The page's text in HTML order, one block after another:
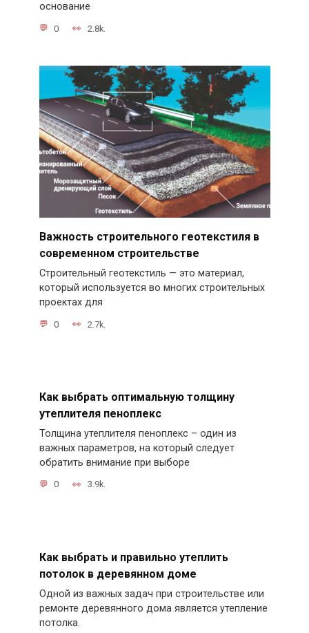
основание
0 2.8k.
Важность строительного геотекстиля в
современном строительстве
Строительный геотекстиль — это материал,
который используется во многих строительных
проектах для
0 2.7k.
Как выбрать оптимальную толщину
утеплителя пеноплекс
Толщина утеплителя пеноплекс – один из
важных параметров, на который следует
обратить внимание при выборе
0 3.9k.
Как выбрать и правильно утеплить
потолок в деревянном доме
Одной из важных задач при строительстве или
ремонте деревянного дома является утепление
потолка.